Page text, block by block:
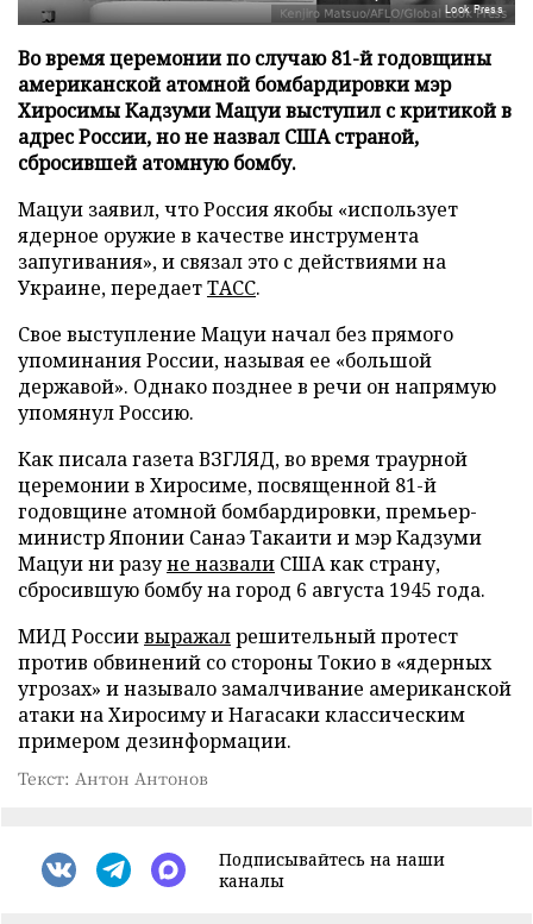
Look Press
Во время церемонии по случаю 81-й годовщины
американской атомной бомбардировки мэр
Хиросимы Кадзуми Мацуи выступил с критикой в
адрес России, но не назвал США страной,
сбросившей атомную бомбу.
Мацуи заявил, что Россия якобы «использует
ядерное оружие в качестве инструмента
запугивания», и связал это с действиями на
Украине, передаетТАСС.
Свое выступление Мацуи начал без прямого
упоминания России, называя ее «большой
державой». Однако позднее в речи он напрямую
упомянул Россию.
Как писала газета ВЗГЛЯД, во время траурной
церемонии в Хиросиме, посвященной 81-й
годовщине атомной бомбардировки, премьер-
министр Японии Санаэ Такаити и мэр Кадзуми
Мацуи ни разуне назвали США как страну,
сбросившую бомбу на город 6 августа 1945 года.
МИД Россиивыражалрешительный протест
против обвинений со стороны Токио в «ядерных
угрозах» и называло замалчивание американской
атаки на Хиросиму и Нагасаки классическим
примером дезинформации.
Текст: Антон Антонов
Подписывайтесь на наши
каналы